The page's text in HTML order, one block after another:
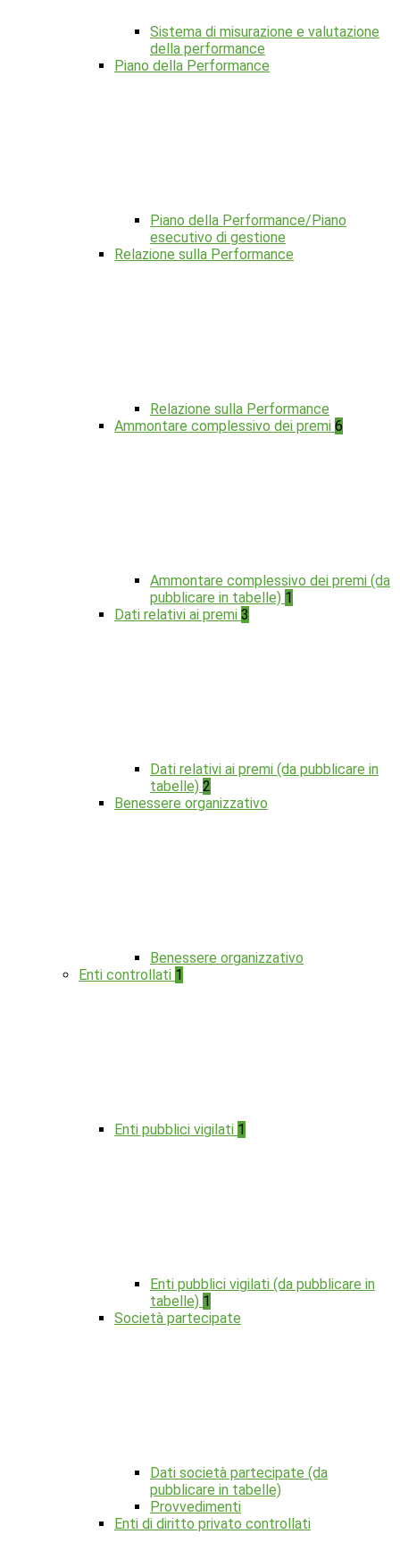
Sistema di misurazione e valutazione
della performance
Piano della Performance
Piano della Performance/Piano
esecutivo di gestione
Relazione sulla Performance
Relazione sulla Performance
Ammontare complessivo dei premi 6
Ammontare complessivo dei premi (da
pubblicare in tabelle) 1
Dati relativi ai premi 3
Dati relativi ai premi (da pubblicare in
tabelle) 2
Benessere organizzativo
Benessere organizzativo
Enti controllati 1
Enti pubblici vigilati 1
Enti pubblici vigilati (da pubblicare in
tabelle) 1
Società partecipate
Dati società partecipate (da
pubblicare in tabelle)
Provvedimenti
Enti di diritto privato controllati